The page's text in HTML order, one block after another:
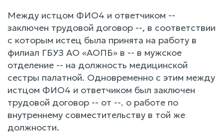
Между истцом ФИО4 и ответчиком --
заключен трудовой договор --, в соответствии
с которым истец была принята на работу в
филиал ГБУЗ АО «АОПБ» в -- в мужское
отделение -- на должность медицинской
сестры палатной. Одновременно с этим между
истцом ФИО4 и ответчиком был заключен
трудовой договор -- от --. о работе по
внутреннему совместительству в той же
должности.